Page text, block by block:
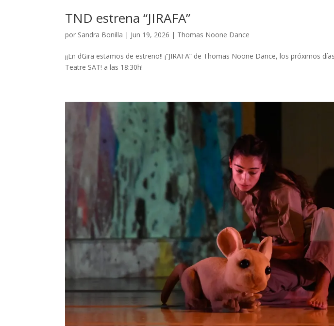
TND estrena “JIRAFA”
por Sandra Bonilla | Jun 19, 2026 | Thomas Noone Dance
¡¡En dGira estamos de estreno!! ¡”JIRAFA” de Thomas Noone Dance, los próximos
Teatre SAT! a las 18:30h!